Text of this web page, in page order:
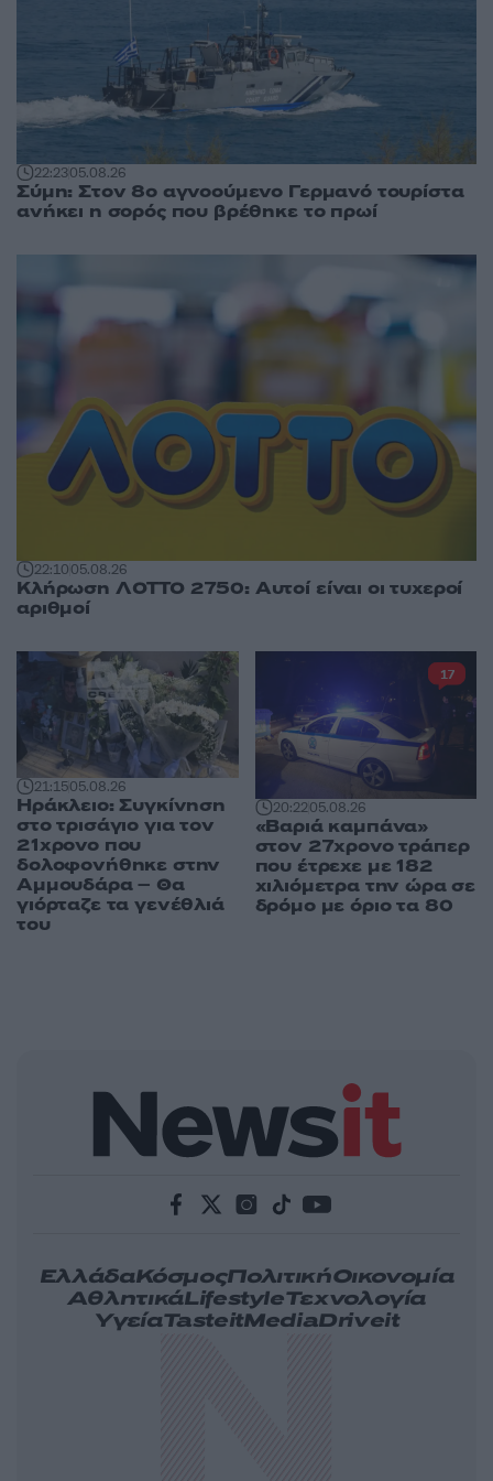
22:2305.08.26
Σύμη: Στον 8ο αγνοούμενο Γερμανό τουρίστα
ανήκει η σορός που βρέθηκε το πρωί
22:1005.08.26
Κλήρωση ΛΟΤΤΟ 2750: Αυτοί είναι οι τυχεροί
αριθμοί
21:1505.08.26
Ηράκλειο: Συγκίνηση
στο τρισάγιο για τον
21χρονο που
δολοφονήθηκε στην
Αμμουδάρα – Θα
γιόρταζε τα γενέθλιά
του
20:2205.08.26
«Βαριά καμπάνα»
στον 27χρονο τράπερ
που έτρεχε με 182
χιλιόμετρα την ώρα σε
δρόμο με όριο τα 80
17
ΕλλάδαΚόσμοςΠολιτικήΟικονομία
ΑθλητικάLifestyleΤεχνολογία
ΥγείαTasteitMediaDriveit